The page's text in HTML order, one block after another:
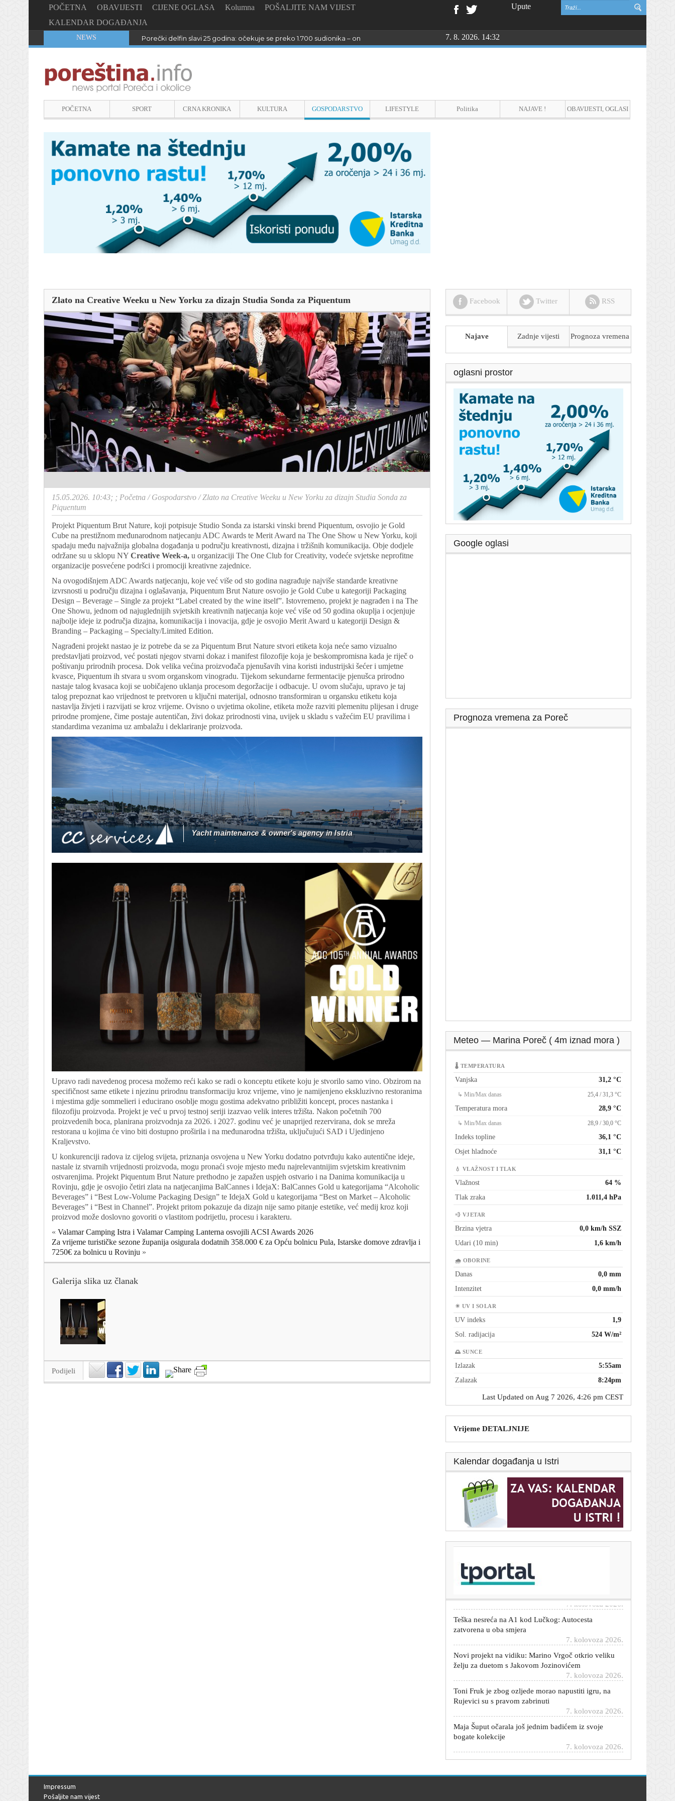
POČETNA OBAVIJESTI CIJENE OGLASA Kolumna
POŠALJITE NAM VIJEST
KALENDAR DOGAĐANJA
Upute
NEWS Porečki delfin slavi 25 godina: očekuje se preko 1.700 sudionika – online prijave do 23. kolovoza7. 8. 2026. 14:32
POČETNA SPORT CRNA KRONIKA KULTURA GOSPODARSTVO LIFESTYLE Politika NAJAVE ! OBAVIJESTI, OGLASI
Zlato na Creative Weeku u New Yorku za dizajn Studia Sonda za Piquentum
15.05.2026. 10:43; ; Početna /Gospodarstvo /Zlato na Creative Weeku u New Yorku za dizajn Studia Sonda za
Piquentum
Projekt Piquentum Brut Nature, koji potpisuje Studio Sonda za istarski vinski brend Piquentum, osvojio je Gold
Cube na prestižnom međunarodnom natjecanju ADC Awards te Merit Award na The One Show u New Yorku, koji
spadaju među najvažnija globalna događanja u području kreativnosti, dizajna i tržišnih komunikacija. Obje dodjele
održane su u sklopu NY Creative Week-a, u organizaciji The One Club for Creativity, vodeće svjetske neprofitne
organizacije posvećene podršci i promociji kreativne zajednice.
Na ovogodišnjem ADC Awards natjecanju, koje već više od sto godina nagrađuje najviše standarde kreativne
izvrsnosti u području dizajna i oglašavanja, Piquentum Brut Nature osvojio je Gold Cube u kategoriji Packaging
Design – Beverage – Single za projekt “Label created by the wine itself”. Istovremeno, projekt je nagrađen i na The
One Showu, jednom od najuglednijih svjetskih kreativnih natjecanja koje već više od 50 godina okuplja i ocjenjuje
najbolje ideje iz područja dizajna, komunikacija i inovacija, gdje je osvojio Merit Award u kategoriji Design &
Branding – Packaging – Specialty/Limited Edition.
Nagrađeni projekt nastao je iz potrebe da se za Piquentum Brut Nature stvori etiketa koja neće samo vizualno
predstavljati proizvod, već postati njegov stvarni dokaz i manifest filozofije koja je beskompromisna kada je riječ o
poštivanju prirodnih procesa. Dok velika većina proizvođača pjenušavih vina koristi industrijski šećer i umjetne
kvasce, Piquentum ih stvara u svom organskom vinogradu. Tijekom sekundarne fermentacije pjenušca prirodno
nastaje talog kvasaca koji se uobičajeno uklanja procesom degoržacije i odbacuje. U ovom slučaju, upravo je taj
talog prepoznat kao vrijednost te pretvoren u ključni materijal, odnosno transformiran u organsku etiketu koja
nastavlja živjeti i razvijati se kroz vrijeme. Ovisno o uvjetima okoline, etiketa može razviti plemenitu plijesan i druge
prirodne promjene, čime postaje autentičan, živi dokaz prirodnosti vina, uvijek u skladu s važećim EU pravilima i
standardima vezanima uz ambalažu i deklariranje proizvoda.
Upravo radi navedenog procesa možemo reći kako se radi o konceptu etikete koju je stvorilo samo vino. Obzirom na
specifičnost same etikete i njezinu prirodnu transformaciju kroz vrijeme, vino je namijenjeno ekskluzivno restoranima
i mjestima gdje sommelieri i educirano osoblje mogu gostima adekvatno približiti koncept, proces nastanka i
filozofiju proizvoda. Projekt je već u prvoj testnoj seriji izazvao velik interes tržišta. Nakon početnih 700
proizvedenih boca, planirana proizvodnja za 2026. i 2027. godinu već je unaprijed rezervirana, dok se mreža
restorana u kojima će vino biti dostupno proširila i na međunarodna tržišta, uključujući SAD i Ujedinjeno
Kraljevstvo.
U konkurenciji radova iz cijelog svijeta, priznanja osvojena u New Yorku dodatno potvrđuju kako autentične ideje,
nastale iz stvarnih vrijednosti proizvoda, mogu pronaći svoje mjesto među najrelevantnijim svjetskim kreativnim
ostvarenjima. Projekt Piquentum Brut Nature prethodno je zapažen uspjeh ostvario i na Danima komunikacija u
Rovinju, gdje je osvojio četiri zlata na natjecanjima BalCannes i IdejaX: BalCannes Gold u kategorijama “Alcoholic
Beverages” i “Best Low-Volume Packaging Design” te IdejaX Gold u kategorijama “Best on Market – Alcoholic
Beverages” i “Best in Channel”. Projekt pritom pokazuje da dizajn nije samo pitanje estetike, već medij kroz koji
proizvod može doslovno govoriti o vlastitom podrijetlu, procesu i karakteru.
« Valamar Camping Istra i Valamar Camping Lanterna osvojili ACSI Awards 2026
Za vrijeme turističke sezone županija osigurala dodatnih 358.000 € za Opću bolnicu Pula, Istarske domove zdravlja i
7250€ za bolnicu u Rovinju »
Galerija slika uz članak
Podijeli
Facebook Twitter RSS
Najave Zadnje vijesti Prognoza vremena
oglasni prostor
Google oglasi
Prognoza vremena za Poreč
Meteo — Marina Poreč ( 4m iznad mora )
🌡 TEMPERATURA
Vanjska 31,2 °C
↳ Min/Max danas 25,4 / 31,3 °C
Temperatura mora 28,9 °C
↳ Min/Max danas 28,9 / 30,0 °C
Indeks topline
36,1 °C
Osjet hladnoće
31,1 °C
💧 VLAŽNOST I TLAK
Vlažnost
64 %
Tlak zraka
1.011,4 hPa
💨 VJETAR
Brzina vjetra
0,0 km/h SSZ
Udari (10 min)
1,6 km/h
🌧 OBORINE
Danas
0,0 mm
Intenzitet
0,0 mm/h
☀ UV I SOLAR
UV indeks
1,9
Sol. radijacija
524 W/m²
🌅 SUNCE
Izlazak
5:55am
Zalazak
8:24pm
Last Updated on Aug 7 2026, 4:26 pm CEST
Vrijeme DETALJNIJE
Kalendar događanja u Istri
Dalić postaje najplaćeniji hrvatski trener u povijesti.
Evo koji je na svjetskoj ljestvici
7. kolovoza 2026.
Novi projekt na vidiku: Marino Vrgoč otkrio veliku
7. kolovoza 2026.
Toni Fruk je zbog ozljede morao napustiti igru, na
7. kolovoza 2026.
Maja Šuput očarala još jednim badićem iz svoje
bogate kolekcije
7. kolovoza 2026.
Želite mobitelom snimiti nadolazeću veliku pomrčinu
Impressum
Pošaljite nam vijest